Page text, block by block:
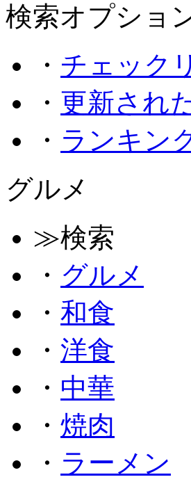
検索オプショ
・ チェック
・ 更新され
・ ランキン
グルメ
≫検索
・ グルメ
・ 和食
・ 洋食
・ 中華
・ 焼肉
・ ラーメン